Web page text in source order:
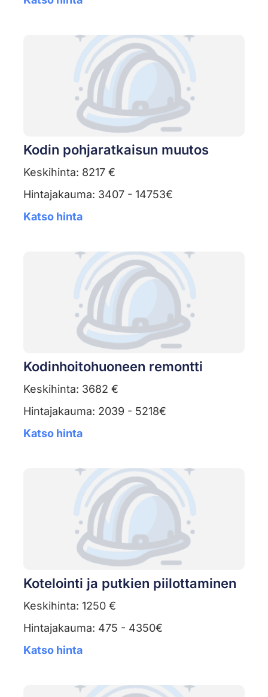
Kodin pohjaratkaisun muutos
Keskihinta: 8217 €
Hintajakauma: 3407 - 14753€
Katso hinta
Kodinhoitohuoneen remontti
Keskihinta: 3682 €
Hintajakauma: 2039 - 5218€
Katso hinta
Kotelointi ja putkien piilottaminen
Keskihinta: 1250 €
Hintajakauma: 475 - 4350€
Katso hinta